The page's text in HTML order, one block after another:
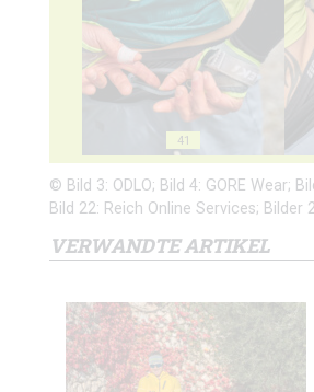
41
© Bild 3: ODLO; Bild 4: GORE Wear;
Bild 22: Reich Online Services;
VERWANDTE ARTIKEL